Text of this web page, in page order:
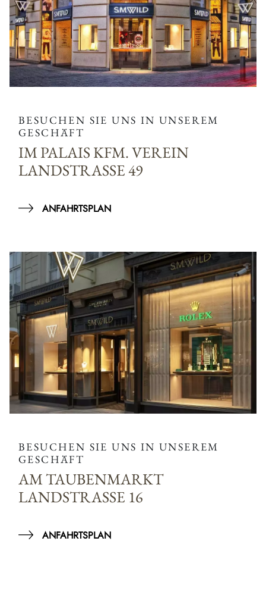
BESUCHEN SIE UNS IN UNSEREM
GESCHÄFT
IM PALAIS KFM. VEREIN
LANDSTRASSE 49
ANFAHRTSPLAN
BESUCHEN SIE UNS IN UNSEREM
GESCHÄFT
AM TAUBENMARKT
LANDSTRASSE 16
ANFAHRTSPLAN